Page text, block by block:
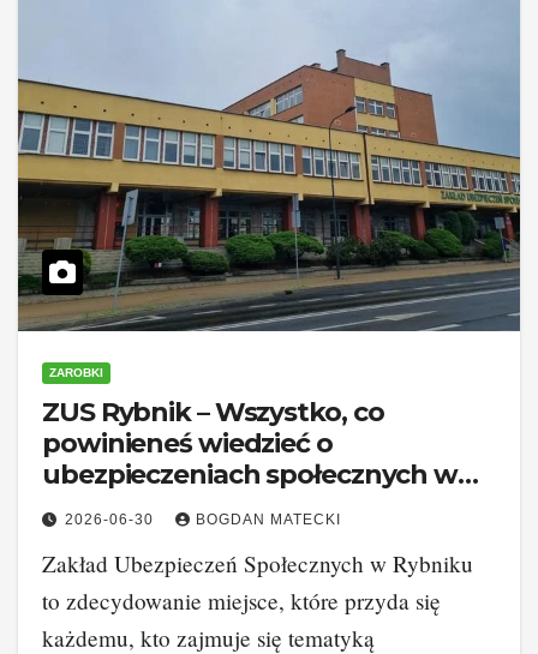
ZAROBKI
ZUS Rybnik – Wszystko, co
powinieneś wiedzieć o
ubezpieczeniach społecznych w
Twoim mieście
2026-06-30 BOGDAN MATECKI
Zakład Ubezpieczeń Społecznych w Rybniku
to zdecydowanie miejsce, które przyda się
każdemu, kto zajmuje się tematyką